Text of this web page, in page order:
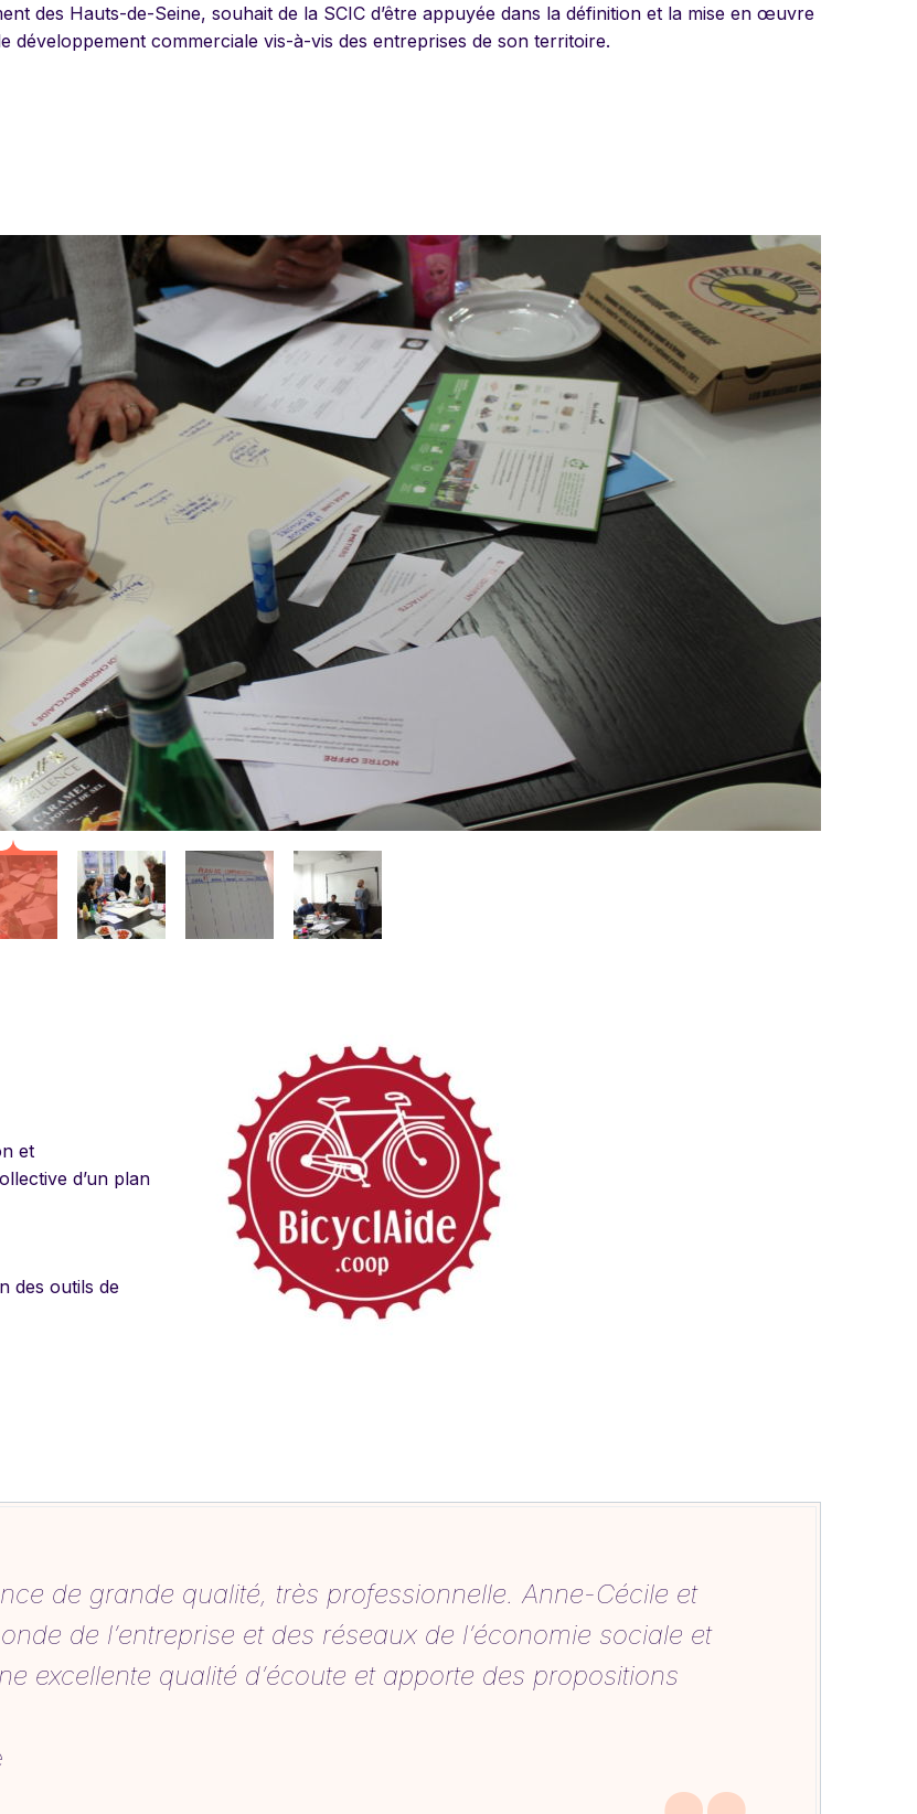
des Hauts-de-Seine, souhait de la SCIC d’être appuyée dans la définition et la mise en œuvre
développement commerciale vis-à-vis des entreprises de son territoire.
et
d’un plan
des outils de
de grande qualité, très professionnelle. Anne-Cécile et
de l’entreprise et des réseaux de l’économie sociale et
excellente qualité d’écoute et apporte des propositions